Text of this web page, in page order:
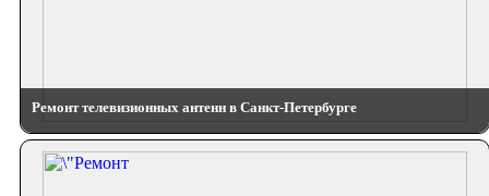
Ремонт телевизионных антенн в Санкт-Петербурге